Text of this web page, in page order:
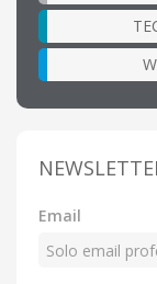
Email